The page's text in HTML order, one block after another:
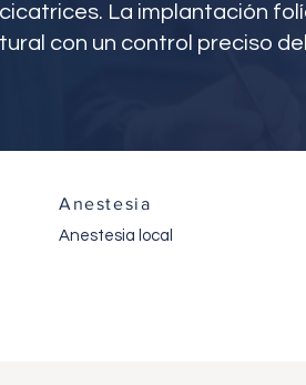
La implantación
con un control preciso
Anestesia
Anestesia local